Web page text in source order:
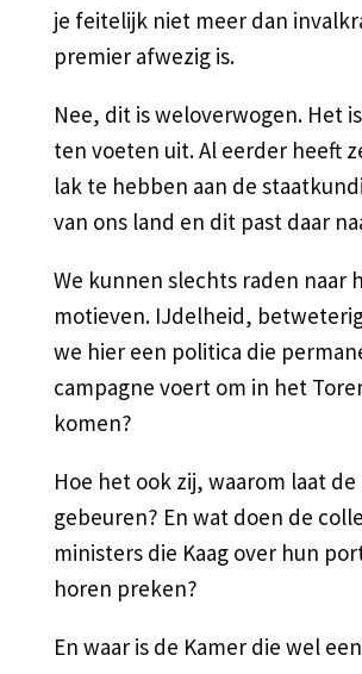
je feitelijk niet meer dan
premier afwezig is.
Nee, dit is weloverwogen. Het
ten voeten uit. Al eerder heeft
lak te hebben aan de
van ons land en dit past daar
We kunnen slechts raden naar
motieven. IJdelheid,
we hier een politica die
campagne voert om in het
komen?
Hoe het ook zij, waarom laat
gebeuren? En wat doen de
ministers die Kaag over hun
horen preken?
En waar is de Kamer die wel een